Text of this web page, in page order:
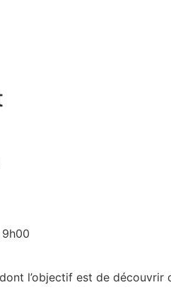
l’objectif est de